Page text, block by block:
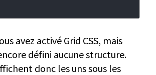
avez activé Grid CSS, mais
défini aucune structure.
donc les uns sous les